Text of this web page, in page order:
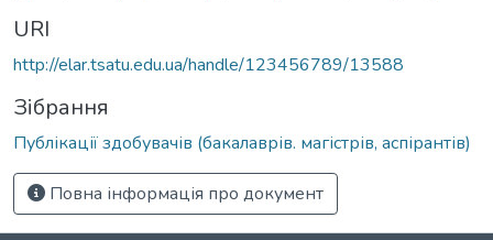
URI
http://elar.tsatu.edu.ua/handle/123456789/13588
Зібрання
Публікації здобувачів (бакалаврів. магістрів, аспірантів)
Повна інформація про документ